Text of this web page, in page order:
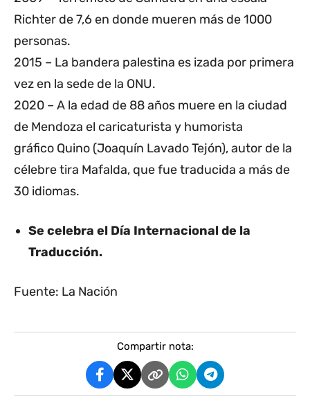
Richter de 7,6 en donde mueren más de 1000
personas.
2015 – La bandera palestina es izada por primera
vez en la sede de la ONU.
2020 – A la edad de 88 años muere en la ciudad
de Mendoza el caricaturista y humorista
gráfico Quino (Joaquín Lavado Tejón), autor de la
célebre tira Mafalda, que fue traducida a más de
30 idiomas.
Se celebra el Día Internacional de la
Traducción.
Fuente: La Nación
Compartir nota: